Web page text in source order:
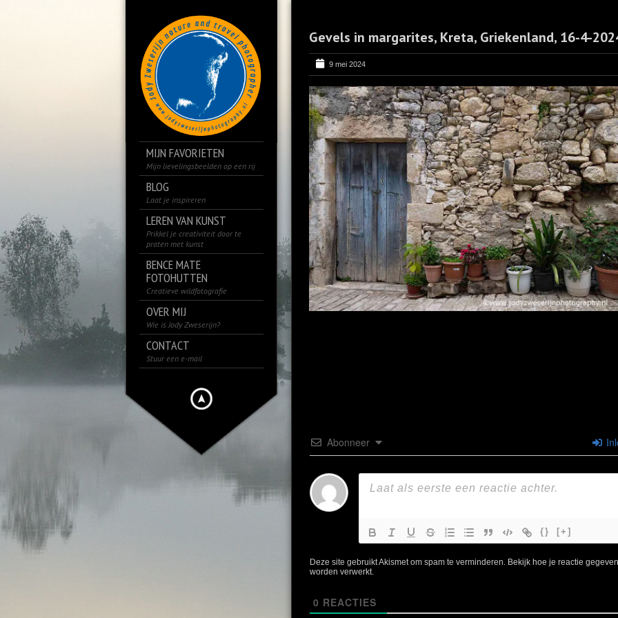
MIJN FAVORIETEN
Mijn lievelingsbeelden op een rij
BLOG
Laat je inspireren
LEREN VAN KUNST
Prikkel je creativiteit door te
praten met kunst
BENCE MATE
FOTOHUTTEN
Creatieve wildfotografie
OVER MIJ
Wie is Jody Zweserijn?
CONTACT
Stuur een e-mail
Gevels in margarites, Kreta, Griekenland, 16-4-
9 mei 2024
Abonneer
{} [+]
Deze site gebruikt Akismet om spam te verminderen. Bekijk hoe je reactie
worden verwerkt.
0 REACTIES